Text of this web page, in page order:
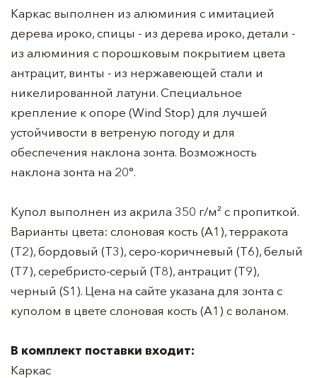
Каркас выполнен из алюминия с имитацией
дерева ироко, спицы - из дерева ироко, детали -
из алюминия с порошковым покрытием цвета
антрацит, винты - из нержавеющей стали и
никелированной латуни. Специальное
крепление к опоре (Wind Stop) для лучшей
устойчивости в ветреную погоду и для
обеспечения наклона зонта. Возможность
наклона зонта на 20°.
Купол выполнен из акрила 350 г/м² с пропиткой.
Варианты цвета: слоновая кость (A1), терракота
(T2), бордовый (T3), серо-коричневый (T6), белый
(T7), серебристо-серый (T8), антрацит (T9),
черный (S1). Цена на сайте указана для зонта с
куполом в цвете слоновая кость (A1) с воланом.
В комплект поставки входит:
Каркас